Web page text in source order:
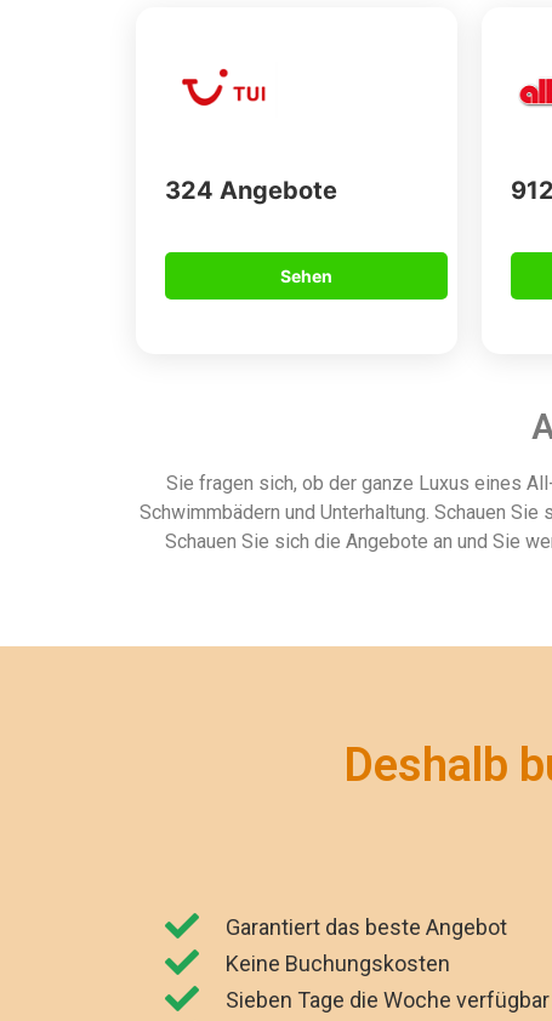
324 Angebote
Sehen
Sie fragen sich, ob der ganze Luxus eines
Schwimmbädern und Unterhaltung. Schauen
Schauen Sie sich die Angebote an und Sie
Deshalb
Garantiert das beste Angebot
Keine Buchungskosten
Sieben Tage die Woche verfügbar